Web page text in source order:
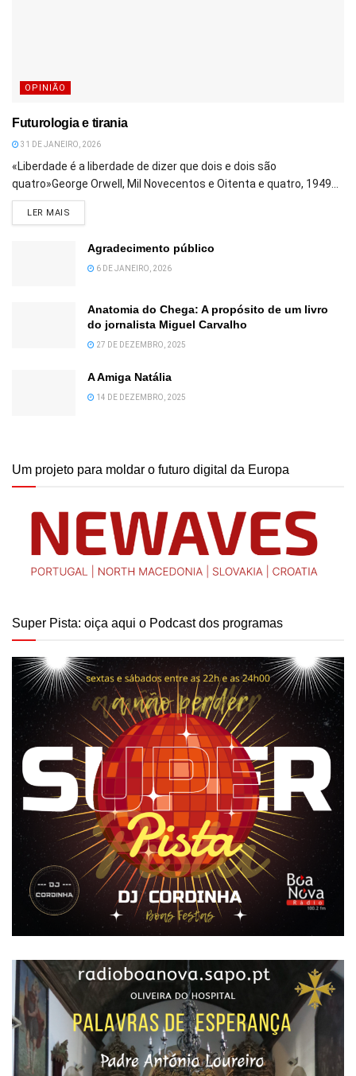
OPINIÃO
Futurologia e tirania
31 DE JANEIRO, 2026
«Liberdade é a liberdade de dizer que dois e dois são
quatro»George Orwell, Mil Novecentos e Oitenta e quatro, 1949...
LER MAIS
Agradecimento público
6 DE JANEIRO, 2026
Anatomia do Chega: A propósito de um livro
do jornalista Miguel Carvalho
27 DE DEZEMBRO, 2025
A Amiga Natália
14 DE DEZEMBRO, 2025
Um projeto para moldar o futuro digital da Europa
Super Pista: oiça aqui o Podcast dos programas